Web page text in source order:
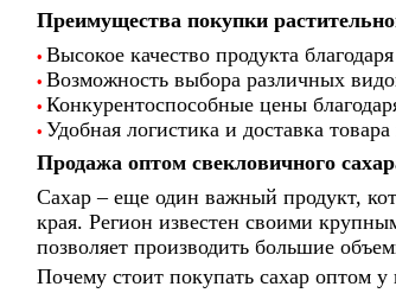
Преимущества покупки
• Высокое качество продукта
• Возможность выбора различных
• Конкурентоспособные цены
• Удобная логистика и доставка
Продажа оптом свекловичного
Сахар – еще один важный продукт,
края. Регион известен своими
позволяет производить большие
Почему стоит покупать сахар оптом у